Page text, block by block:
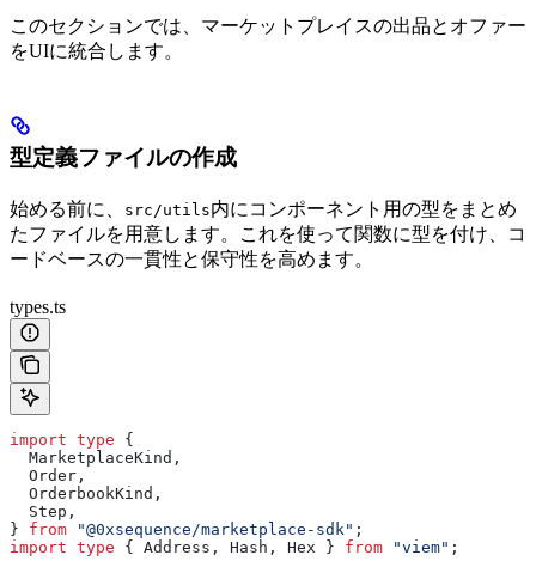
このセクションでは、マーケットプレイスの出品とオファー
をUIに統合します。
型定義ファイルの作成
始める前に、 src/utils内にコンポーネント用の型をまとめ
たファイルを用意します。これを使って関数に型を付け、コ
ードベースの一貫性と保守性を高めます。
types.ts
import type {
  MarketplaceKind
,
  Order
,
  OrderbookKind
,
  Step
,
} from "@0xsequence/marketplace-sdk" ;
import type { Address , Hash , Hex } from "viem" ;